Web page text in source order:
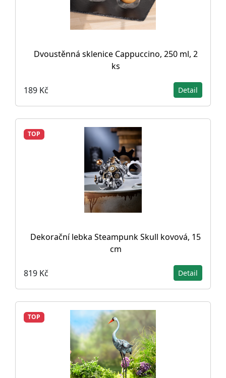
Dvoustěnná sklenice Cappuccino, 250 ml, 2
ks
189 Kč Detail
TOP
Dekorační lebka Steampunk Skull kovová, 15
cm
819 Kč Detail
TOP